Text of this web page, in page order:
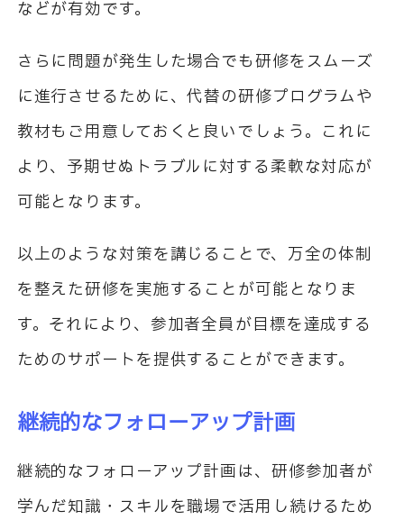
などが有効です。
さらに問題が発生した場合でも研修をスムーズ
に進行させるために、代替の研修プログラムや
教材もご用意しておくと良いでしょう。これに
より、予期せぬトラブルに対する柔軟な対応が
可能となります。
以上のような対策を講じることで、万全の体制
を整えた研修を実施することが可能となりま
す。それにより、参加者全員が目標を達成する
ためのサポートを提供することができます。
継続的なフォローアップ計画
継続的なフォローアップ計画は、研修参加者が
学んだ知識・スキルを職場で活用し続けるため